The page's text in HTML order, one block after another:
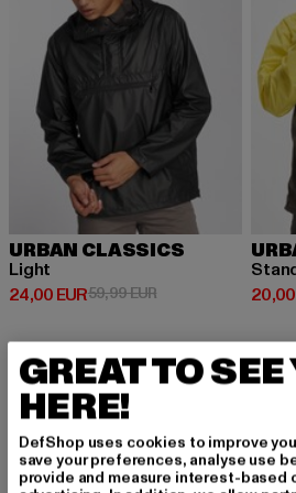
URBAN CLASSICS
Light
24,00 EUR
Derzeitiger Preis: 24,00 EUR
59,99 EURAktionspreis: 59,99
-54% -50%
GREAT TO SEE
HERE!
DefShop uses cookies to improve
save your preferences, analyse use
provide and measure interest-based